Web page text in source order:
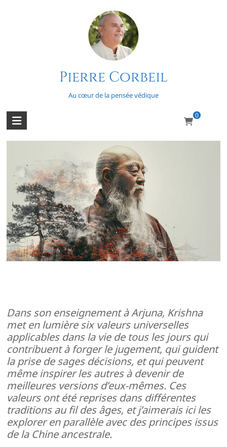
Pierre Corbeil
Au cœur de la pensée védique
0
6 valeurs maîtresses (1/2)
Dans son enseignement à Arjuna, Krishna
met en lumière six valeurs universelles
applicables dans la vie de tous les jours qui
contribuent à forger le jugement, qui guident
la prise de sages décisions, et qui peuvent
même inspirer les autres à devenir de
meilleures versions d’eux-mêmes. Ces
valeurs ont été reprises dans différentes
traditions au fil des âges, et j’aimerais ici les
explorer en parallèle avec des principes issus
de la Chine ancestrale.